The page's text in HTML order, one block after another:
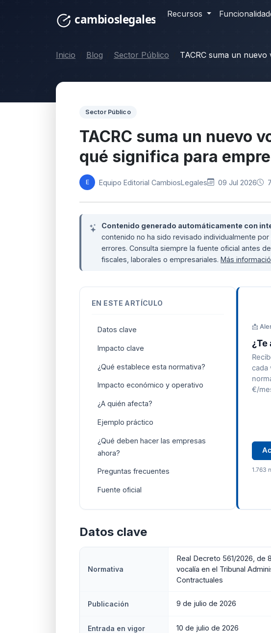
Recursos
Inicio Blog Sector Público TACRC suma un
Sector Público
TACRC suma un nuevo
qué significa para
E Equipo Editorial CambiosLegales 09 Jul 2026
Contenido generado automáticamente con
contenido no ha sido revisado individualmente
errores. Consulta siempre la fuente oficial antes
fiscales, laborales o empresariales. Más
EN ESTE ARTÍCULO
Datos clave
Impacto clave
¿Qué establece esta normativa?
Impacto económico y operativo
¿A quién afecta?
Ejemplo práctico
¿Qué deben hacer las empresas
ahora?
Preguntas frecuentes
Fuente oficial
📩
cada
€/
1.763
Datos clave
Normativa
Real Decreto 561/2026, de
vocalía en el Tribunal
Contractuales
Publicación 9 de julio de 2026
Entrada en vigor 10 de julio de 2026